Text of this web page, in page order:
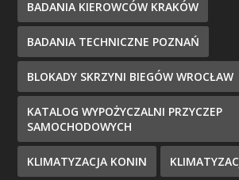
BADANIA KIEROWCÓW KRAKÓW
BADANIA TECHNICZNE POZNAŃ
BLOKADY SKRZYNI BIEGÓW WROCŁAW
KATALOG WYPOŻYCZALNI PRZYCZEP
SAMOCHODOWYCH
KLIMATYZACJA KONIN